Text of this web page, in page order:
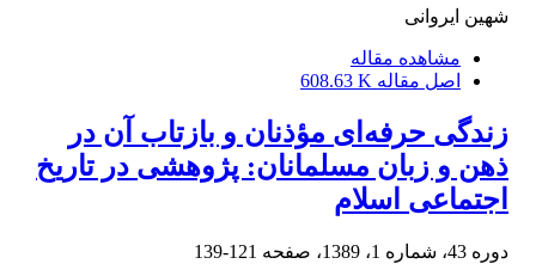
شهین ایروانی
مشاهده مقاله
اصل مقاله 608.63 K
زندگی حرفه‌ای مؤذنان و بازتاب آن در
ذهن و زبان مسلمانان: پژوهشی در تاریخ
اجتماعی اسلام
دوره 43، شماره 1، 1389، صفحه 121-139